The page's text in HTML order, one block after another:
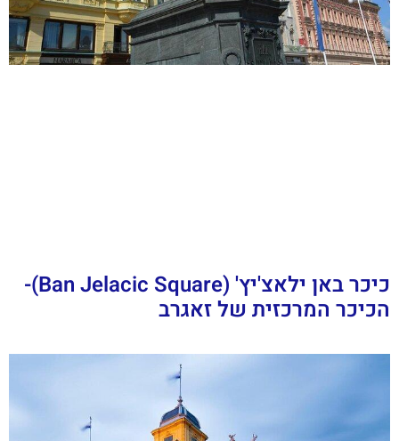
כיכר באן ילאצ'יץ' (Ban Jelacic Square)-
הכיכר המרכזית של זאגרב